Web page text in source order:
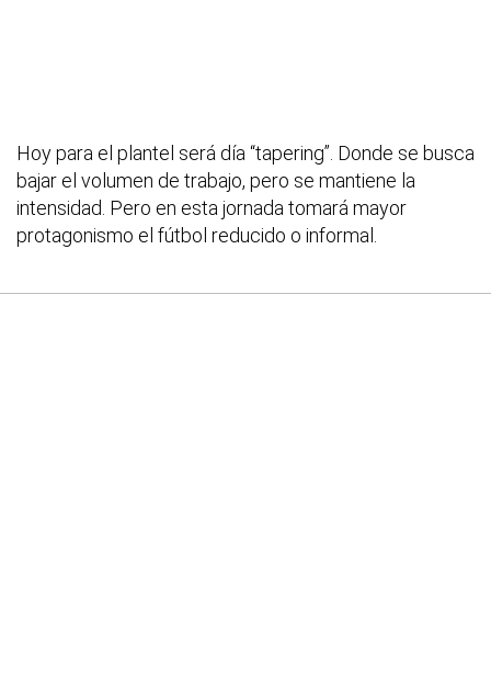
Hoy para el plantel será día “tapering”. Donde se busca
bajar el volumen de trabajo, pero se mantiene la
intensidad. Pero en esta jornada tomará mayor
protagonismo el fútbol reducido o informal.